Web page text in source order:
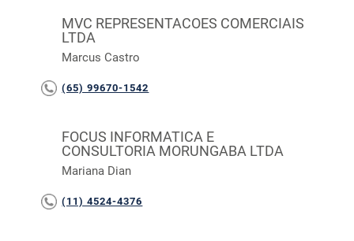
MVC REPRESENTACOES COMERCIAIS
LTDA
Marcus Castro
(65) 99670-1542
FOCUS INFORMATICA E
CONSULTORIA MORUNGABA LTDA
Mariana Dian
(11) 4524-4376